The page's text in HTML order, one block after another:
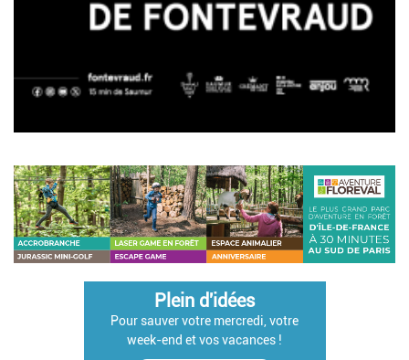
Plein d'idées
Pour sauver votre mercredi, votre
week-end et vos vacances !